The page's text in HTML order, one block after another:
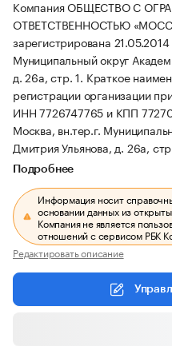
Компания ОБЩЕСТВО С
ОТВЕТСТВЕННОСТЬЮ
зарегистрирована
Муниципальный округ
д. 26а, стр. 1. Краткое
регистрации организации
ИНН 7726747765 и КПП
Москва, вн.тер.г.
Дмитрия Ульянова, д. 26а,
Подробнее
Информация носит
основании данных из
Компания не является
отношений с сервисом РБК
Редактировать описание